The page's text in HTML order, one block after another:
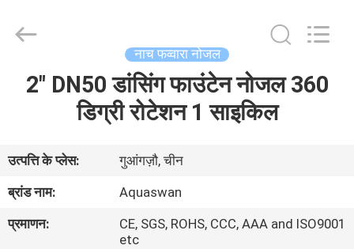
हमारे
बारे
water
co,.ltd.
नाच फव्वारा नोजल
2" DN50 डांसिंग फाउंटेन नोजल 360
डिग्री रोटेशन 1 साइकिल
उत्पत्ति के प्लेस:
गुआंगज़ौ, चीन
ब्रांड नाम:
Aquaswan
प्रमाणन:
CE, SGS, ROHS, CCC, AAA and ISO9001
etc